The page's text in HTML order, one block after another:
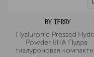
BY TERRY
Hyaluronic Pressed
Powder 8HA Пудра
гиалуроновая